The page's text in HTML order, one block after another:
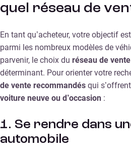
quel réseau de
En tant qu’acheteur, votre objectif
parmi les nombreux modèles de
parvenir, le choix du réseau de vente
déterminant. Pour orienter votre
de vente recommandés qui
voiture neuve ou d’occasion :
1. Se rendre dans
automobile